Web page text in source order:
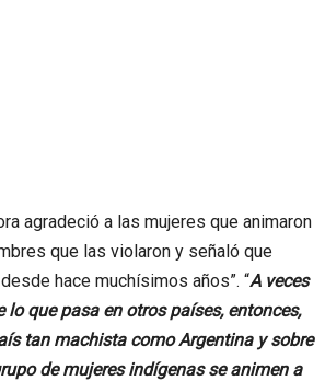
agradeció a las mujeres que animaron
que las violaron y señaló que
hace muchísimos años”. “A veces
que pasa en otros países, entonces,
tan machista como Argentina y sobre
de mujeres indígenas se animen a